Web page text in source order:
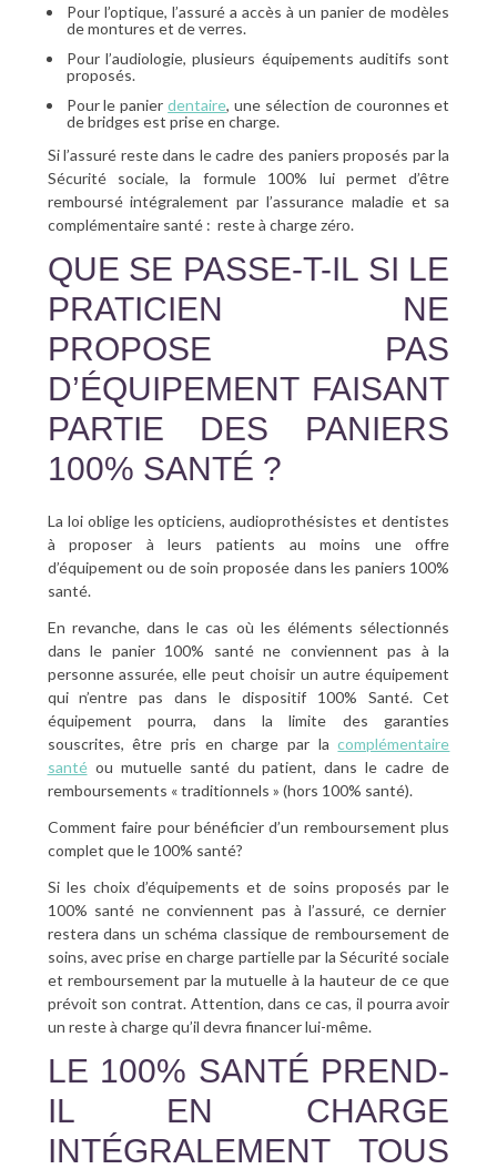
Pour l’optique, l’assuré a accès à un panier de modèles
de montures et de verres.
Pour l’audiologie, plusieurs équipements auditifs sont
proposés.
Pour le panierdentaire, une sélection de couronnes et
de bridges est prise en charge.
Si l’assuré reste dans le cadre des paniers proposés par la
Sécurité sociale, la formule 100% lui permet d’être
remboursé intégralement par l’assurance maladie et sa
complémentaire santé : reste à charge zéro.
QUE SE PASSE-T-IL SI LE
PRATICIEN NE
PROPOSE PAS
D’ÉQUIPEMENT FAISANT
PARTIE DES PANIERS
100% SANTÉ ?
La loi oblige les opticiens, audioprothésistes et dentistes
à proposer à leurs patients au moins une offre
d’équipement ou de soin proposée dans les paniers 100%
santé.
En revanche, dans le cas où les éléments sélectionnés
dans le panier 100% santé ne conviennent pas à la
personne assurée, elle peut choisir un autre équipement
qui n’entre pas dans le dispositif 100% Santé. Cet
équipement pourra, dans la limite des garanties
souscrites, être pris en charge par lacomplémentaire
santéou mutuelle santé du patient, dans le cadre de
remboursements « traditionnels » (hors 100% santé).
Comment faire pour bénéficier d’un remboursement plus
complet que le 100% santé?
Si les choix d’équipements et de soins proposés par le
100% santé ne conviennent pas à l’assuré, ce dernier
restera dans un schéma classique de remboursement de
soins, avec prise en charge partielle par la Sécurité sociale
et remboursement par la mutuelle à la hauteur de ce que
prévoit son contrat. Attention, dans ce cas, il pourra avoir
un reste à charge qu’il devra financer lui-même.
LE 100% SANTÉ PREND-
IL EN CHARGE
INTÉGRALEMENT TOUS